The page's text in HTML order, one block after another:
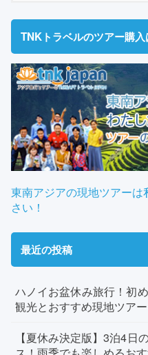
TNKトラベルのツアー購
東南アジアの現地ツアー
さい！
最近の投稿
ハノイお盆休み旅行！初
観光とおすすめ現地ツア
【夏休み決定版】3泊4日